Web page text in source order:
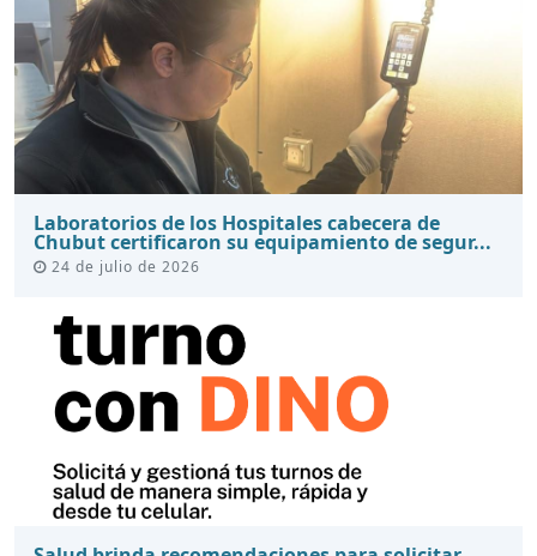
Laboratorios de los Hospitales cabecera de
Chubut certificaron su equipamiento de segur...
24 de julio de 2026